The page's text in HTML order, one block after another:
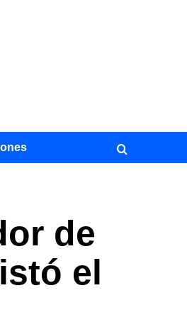
de
el